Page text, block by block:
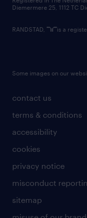
contact us
terms & conditions
accessibility
cookies
privacy notice
misconduct
sitemap
Diemermere 25, 1112 TC
RANDSTAD, is a
Some images on our